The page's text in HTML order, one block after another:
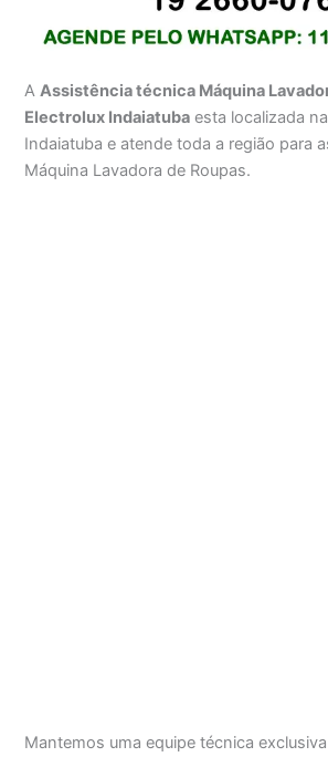
AAssistência técnica Máquina
Electrolux Indaiatuba esta localizada
Indaiatuba e atende toda a região para
Máquina Lavadora de Roupas.
Mantemos uma equipe técnica